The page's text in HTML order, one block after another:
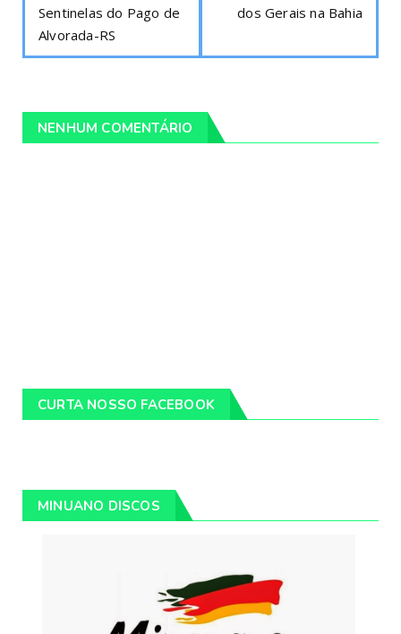
Sentinelas do Pago de
Alvorada-RS
dos Gerais na Bahia
NENHUM COMENTÁRIO
CURTA NOSSO FACEBOOK
MINUANO DISCOS